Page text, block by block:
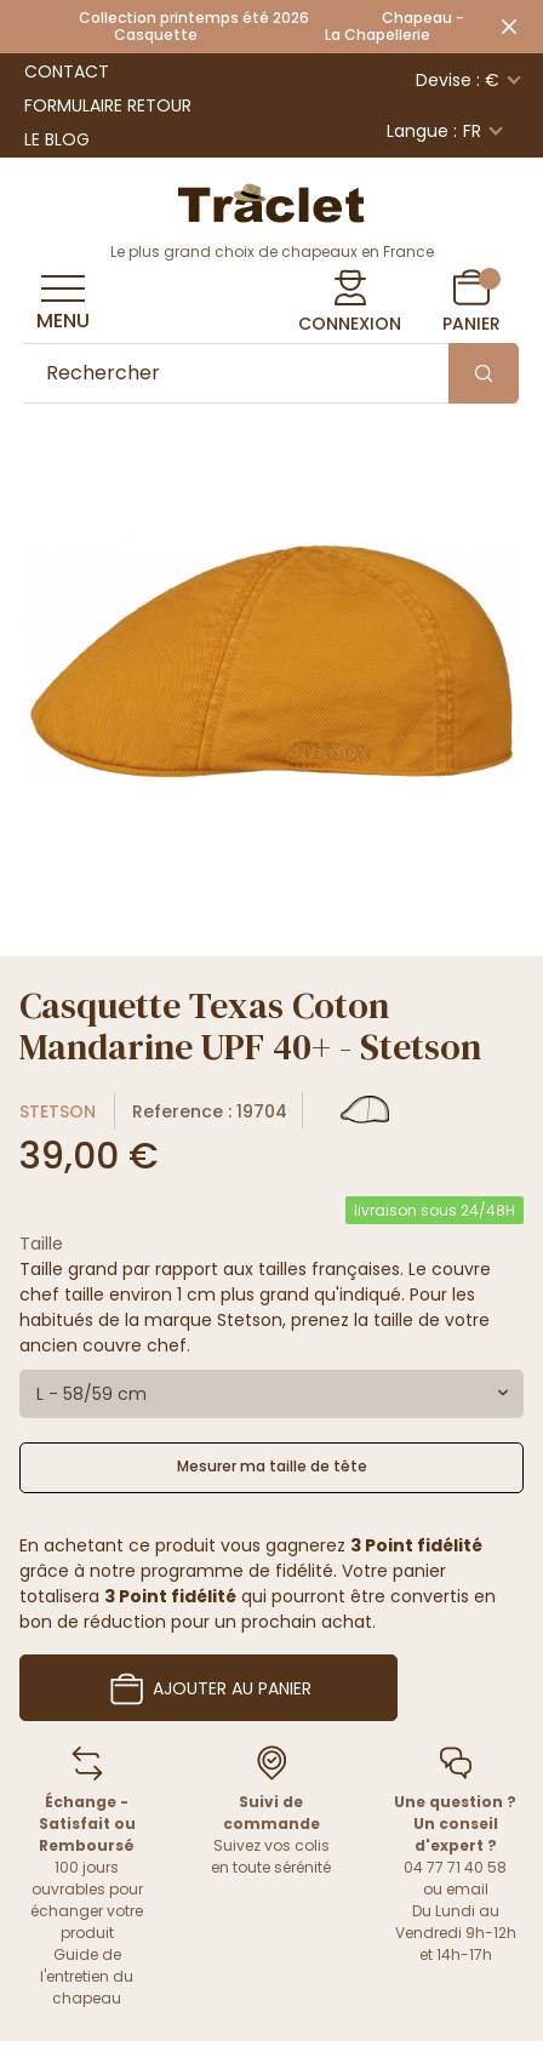
Collection printemps été 2026 Chapeau -
Casquette La Chapellerie
CONTACT
FORMULAIRE RETOUR
LE BLOG
Devise : €
Langue : FR
Le plus grand choix de chapeaux en France
CONNEXION PANIER
MENU
Casquette Texas Coton
Mandarine UPF 40+ - Stetson
STETSON Reference : 19704
39,00 €
livraison sous 24/48H
Taille
Taille grand par rapport aux tailles françaises. Le couvre
chef taille environ 1 cm plus grand qu'indiqué. Pour les
habitués de la marque Stetson, prenez la taille de votre
ancien couvre chef.
L - 58/59 cm
Mesurer ma taille de tête
En achetant ce produit vous gagnerez 3 Point fidélité
grâce à notre programme de fidélité. Votre panier
totalisera 3 Point fidélité qui pourront être convertis en
bon de réduction pour un prochain achat.
AJOUTER AU PANIER
Échange -
Satisfait ou
Remboursé
100 jours
ouvrables pour
échanger votre
produit
Guide de
l'entretien du
chapeau
Suivi de
commande
Suivez vos colis
en toute sérénité
Une question ?
Un conseil
d'expert ?
04 77 71 40 58
ou email
Du Lundi au
Vendredi 9h-12h
et 14h-17h